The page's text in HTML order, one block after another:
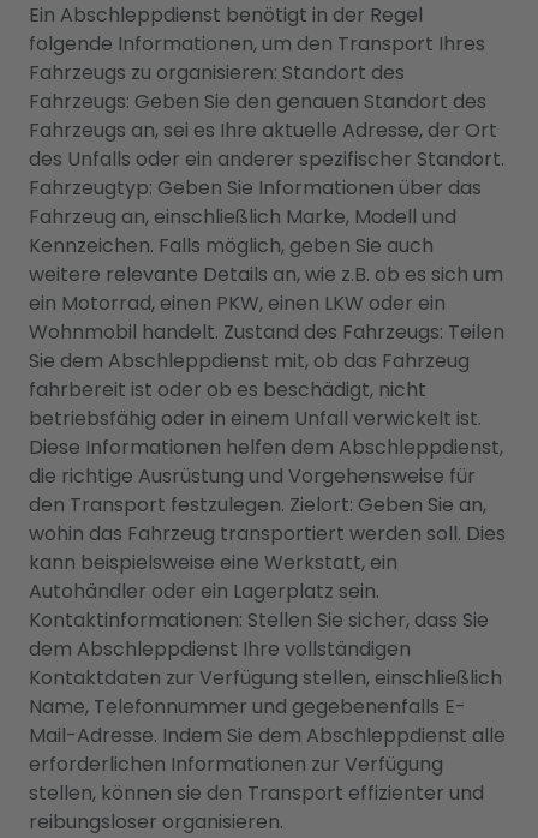
Ein Abschleppdienst benötigt in der Regel
folgende Informationen, um den Transport Ihres
Fahrzeugs zu organisieren: Standort des
Fahrzeugs: Geben Sie den genauen Standort des
Fahrzeugs an, sei es Ihre aktuelle Adresse, der Ort
des Unfalls oder ein anderer spezifischer Standort.
Fahrzeugtyp: Geben Sie Informationen über das
Fahrzeug an, einschließlich Marke, Modell und
Kennzeichen. Falls möglich, geben Sie auch
weitere relevante Details an, wie z.B. ob es sich um
ein Motorrad, einen PKW, einen LKW oder ein
Wohnmobil handelt. Zustand des Fahrzeugs: Teilen
Sie dem Abschleppdienst mit, ob das Fahrzeug
fahrbereit ist oder ob es beschädigt, nicht
betriebsfähig oder in einem Unfall verwickelt ist.
Diese Informationen helfen dem Abschleppdienst,
die richtige Ausrüstung und Vorgehensweise für
den Transport festzulegen. Zielort: Geben Sie an,
wohin das Fahrzeug transportiert werden soll. Dies
kann beispielsweise eine Werkstatt, ein
Autohändler oder ein Lagerplatz sein.
Kontaktinformationen: Stellen Sie sicher, dass Sie
dem Abschleppdienst Ihre vollständigen
Kontaktdaten zur Verfügung stellen, einschließlich
Name, Telefonnummer und gegebenenfalls E-
Mail-Adresse. Indem Sie dem Abschleppdienst alle
erforderlichen Informationen zur Verfügung
stellen, können sie den Transport effizienter und
reibungsloser organisieren.